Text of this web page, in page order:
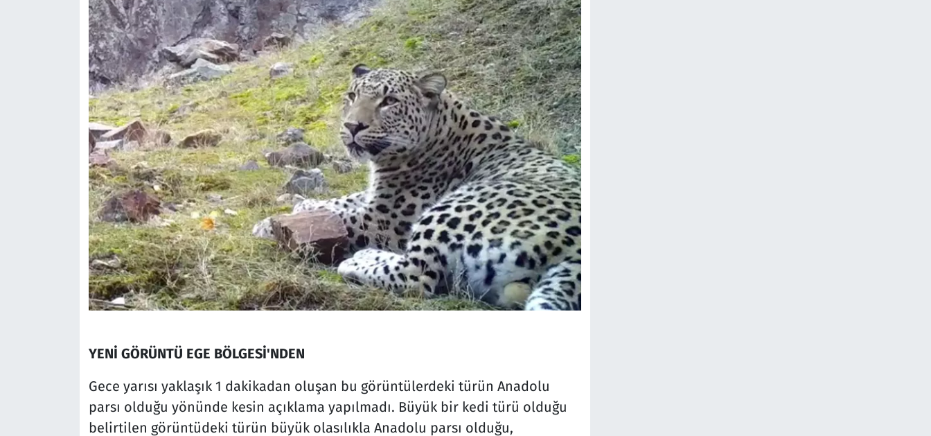
YENİ GÖRÜNTÜ EGE BÖLGESİ'NDEN
Gece yarısı yaklaşık 1 dakikadan oluşan bu görüntülerdeki türün Anadolu
parsı olduğu yönünde kesin açıklama yapılmadı. Büyük bir kedi türü olduğu
belirtilen görüntüdeki türün büyük olasılıkla Anadolu parsı olduğu,